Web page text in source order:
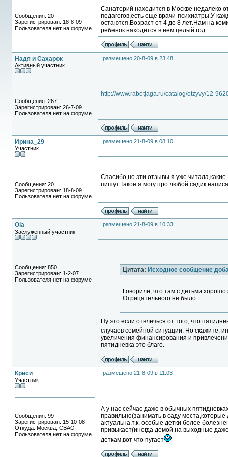
Сообщения: 20
Зарегистрирован: 18-8-09
Пользователя нет на форуме
Санаторий находится в Москве недалеко
педагогов,есть еще врачи-психиатры.У
остаются.Возраст от 4 до 8 лет.Нам на
ребенок находится в нем целый год.
Надя и Сахарок
Активный участник
Сообщения: 267
Зарегистрирован: 26-7-09
Пользователя нет на форуме
размещено 20-8-09 в 23:48
http://www.rabotjaga.ru/catalog/otzyvy/12-
Ирина_29
Участник
Сообщения: 20
Зарегистрирован: 18-8-09
Пользователя нет на форуме
размещено 21-8-09 в 08:10
Спасибо,но эти отзывы я уже
пишут.Такое я могу про любой садик
Ola
Заслуженный участник
Сообщения: 850
Зарегистрирован: 1-2-07
Пользователя нет на форуме
размещено 21-8-09 в 10:33
Цитата: Исходное сообщение
...
Говорили, что там с детьми
Отрицательного не было.
Ну это если отвлечься от того, что
случаев семейной ситуации. Но скажите,
увеличения финансирования и
пятидневка это благо.
Криси
Участник
Сообщения: 99
Зарегистрирован: 15-10-08
Откуда: Москва, СВАО
Пользователя нет на форуме
размещено 21-8-09 в 11:03
А у нас сейчас даже в обычных
правильно(занимать в саду
актуальна,т.к. особые детки более
привыкает(иногда домой на выходные
деткам,вот что пугает